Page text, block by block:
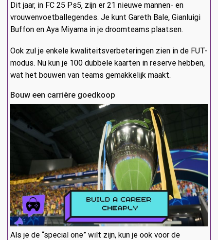
Dit jaar, in FC 25 Ps5, zijn er 21 nieuwe mannen- en
vrouwenvoetballegendes. Je kunt Gareth Bale, Gianluigi
Buffon en Aya Miyama in je droomteams plaatsen.
Ook zul je enkele kwaliteitsverbeteringen zien in de FUT-
modus. Nu kun je 100 dubbele kaarten in reserve hebben,
wat het bouwen van teams gemakkelijk maakt.
Bouw een carrière goedkoop
Als je de “special one” wilt zijn, kun je ook voor de